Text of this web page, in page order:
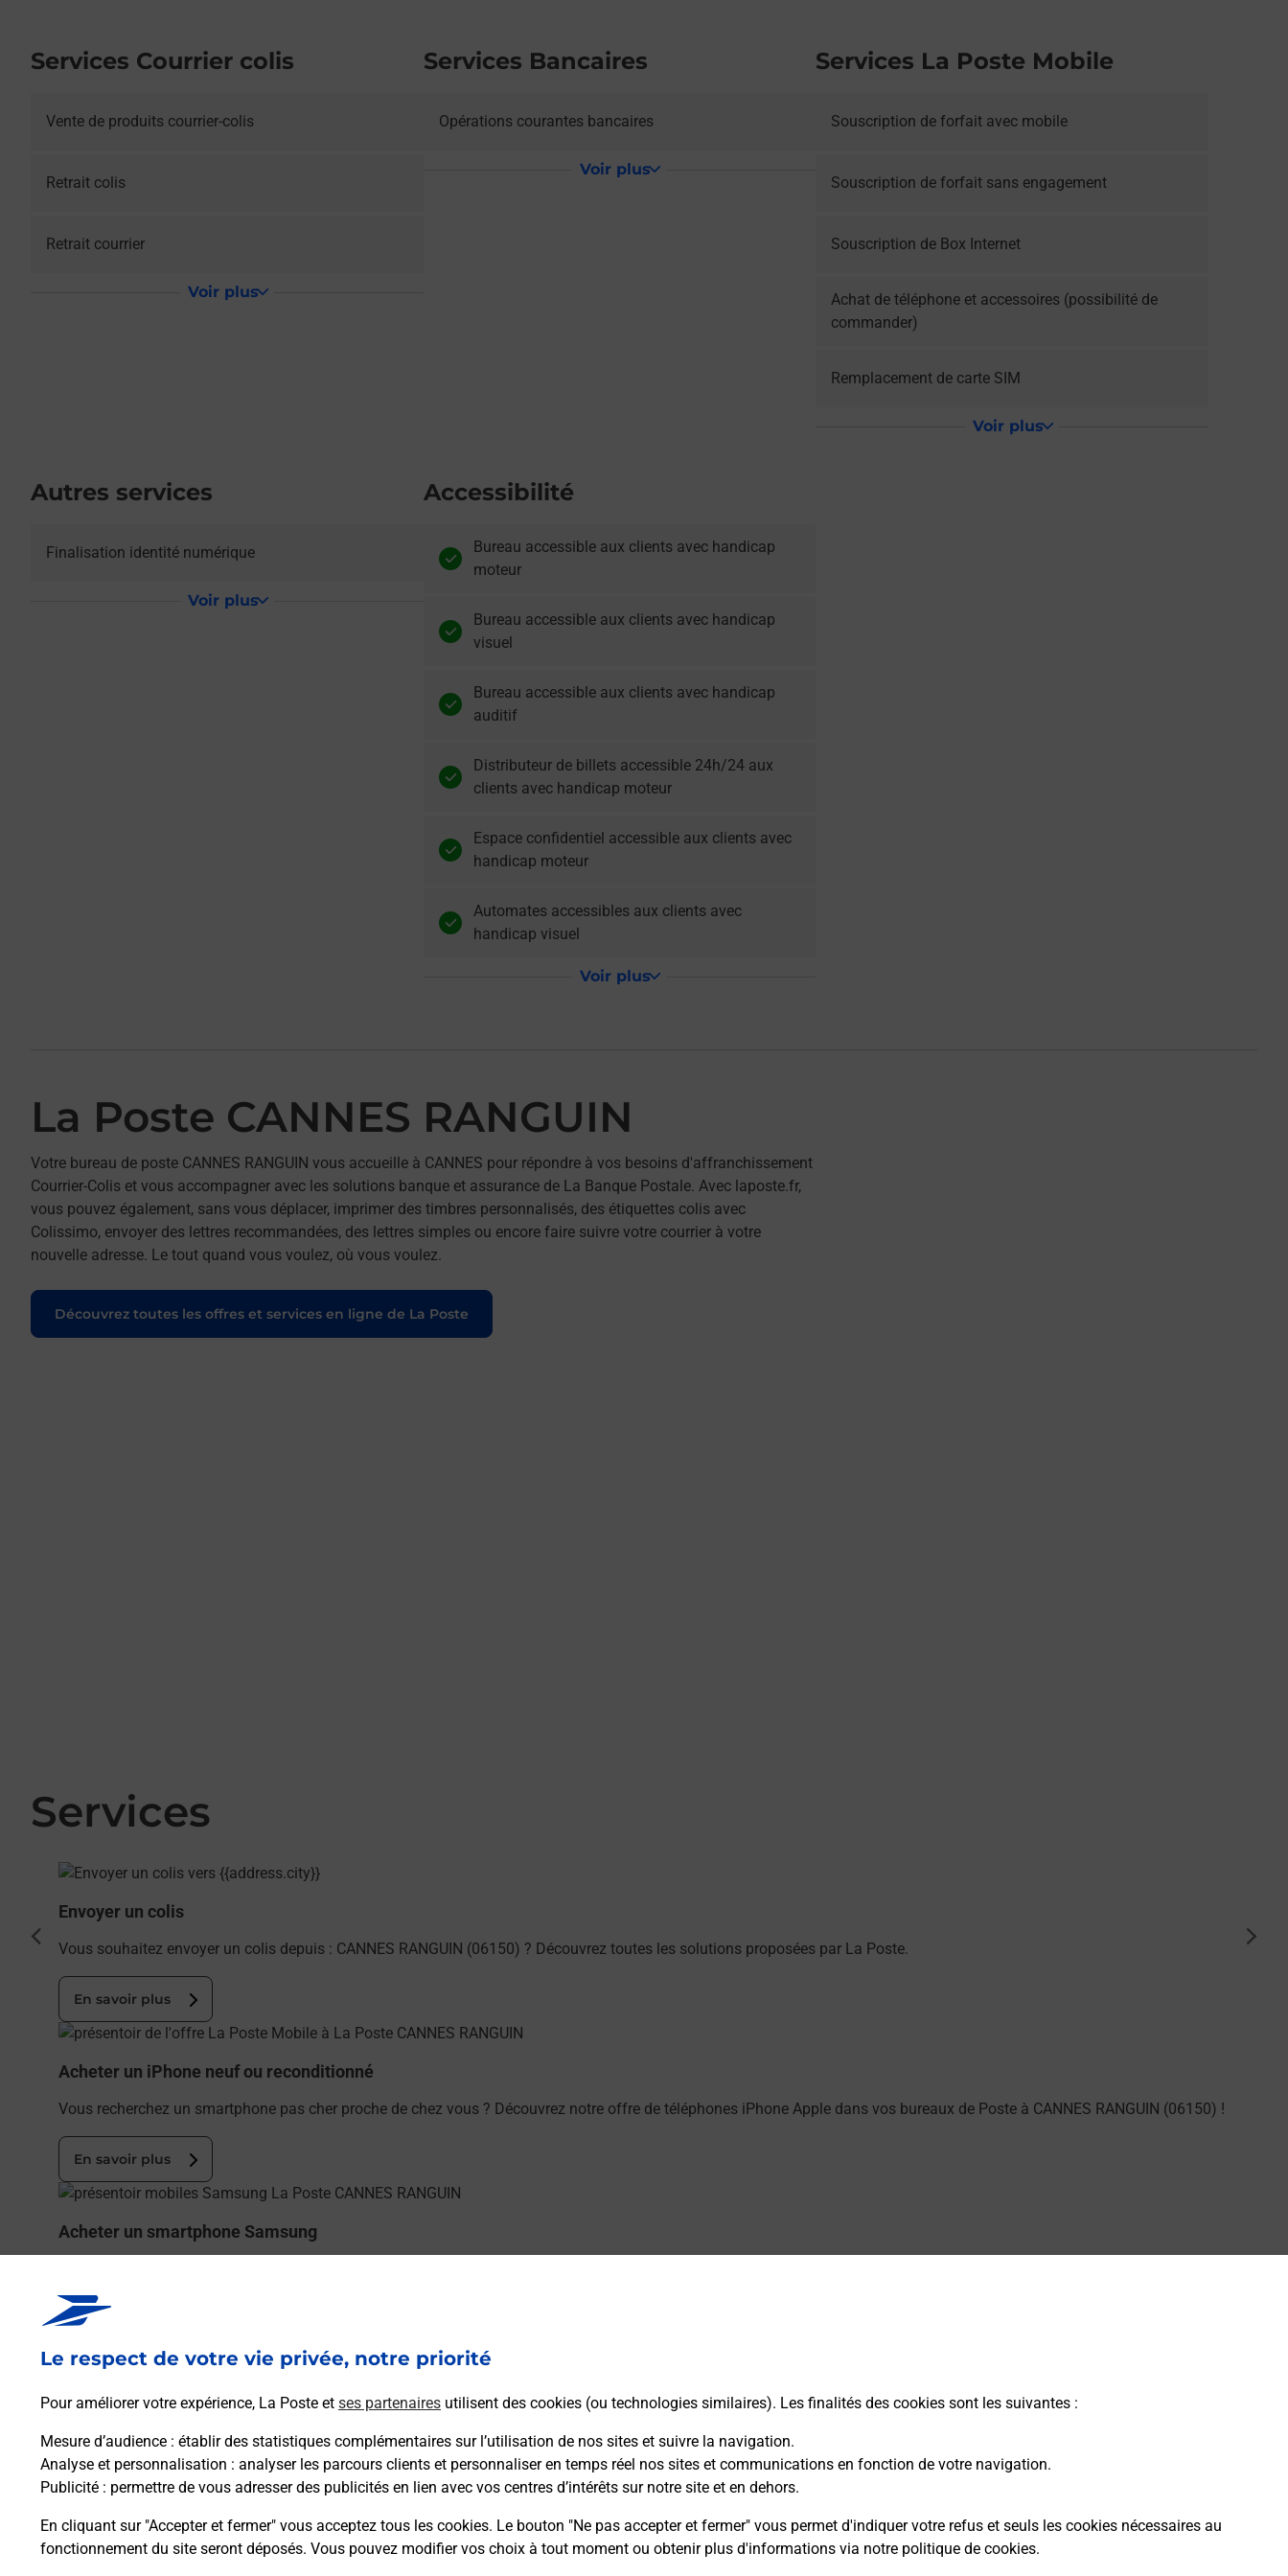
Le respect de votre vie privée, notre priorité
Pour améliorer votre expérience, La Poste et ses partenaires utilisent des cookies (ou technologies similaires). Les finalités des cookies sont les suivantes :
Mesure d’audience : établir des statistiques complémentaires sur l’utilisation de nos sites et suivre la navigation.
Analyse et personnalisation : analyser les parcours clients et personnaliser en temps réel nos sites et communications en fonction de votre navigation.
Publicité : permettre de vous adresser des publicités en lien avec vos centres d’intérêts sur notre site et en dehors.
En cliquant sur "Accepter et fermer" vous acceptez tous les cookies. Le bouton "Ne pas accepter et fermer" vous permet d'indiquer votre refus et seuls les cookies nécessaires au
fonctionnement du site seront déposés. Vous pouvez modifier vos choix à tout moment ou obtenir plus d'informations via notre politique de cookies.
Services Courrier colis
Vente de produits courrier-colis
Retrait colis
Retrait courrier
Voir plus
Services Bancaires
Opérations courantes bancaires
Voir plus
Services La Poste Mobile
Souscription de forfait avec mobile
Souscription de forfait sans engagement
Souscription de Box Internet
Achat de téléphone et accessoires (possibilité de
commander)
Remplacement de carte SIM
Voir plus
Autres services
Finalisation identité numérique
Voir plus
Accessibilité
Bureau accessible aux clients avec handicap
moteur
Bureau accessible aux clients avec handicap
visuel
Bureau accessible aux clients avec handicap
auditif
Distributeur de billets accessible 24h/24 aux
clients avec handicap moteur
Espace confidentiel accessible aux clients avec
handicap moteur
Automates accessibles aux clients avec
handicap visuel
Voir plus
La Poste CANNES RANGUIN
Votre bureau de poste CANNES RANGUIN vous accueille à CANNES pour répondre à vos besoins d'affranchissement
Courrier-Colis et vous accompagner avec les solutions banque et assurance de La Banque Postale. Avec laposte.fr,
vous pouvez également, sans vous déplacer, imprimer des timbres personnalisés, des étiquettes colis avec
Colissimo, envoyer des lettres recommandées, des lettres simples ou encore faire suivre votre courrier à votre
nouvelle adresse. Le tout quand vous voulez, où vous voulez.
Découvrez toutes les offres et services en ligne de La Poste
Services
En savoir plus
Envoyer un colis
Vous souhaitez envoyer un colis depuis : CANNES RANGUIN (06150) ? Découvrez toutes les solutions proposées par La Poste.
En savoir plus
En savoir plus
Acheter un iPhone neuf ou reconditionné
Vous recherchez un smartphone pas cher proche de chez vous ? Découvrez notre offre de téléphones iPhone Apple dans vos bureaux de Poste à CANNES RANGUIN (06150) !
En savoir plus
En savoir plus
Acheter un smartphone Samsung
(06150) !
En savoir plus
Souscrire à la téléassistance
Besoin d’un système de téléassistance à l’intérieur et/ou à l’extérieur de votre domicile ? Découvrez les offres téléalarme dans votre bureau de Poste à CANNES RANGUIN.